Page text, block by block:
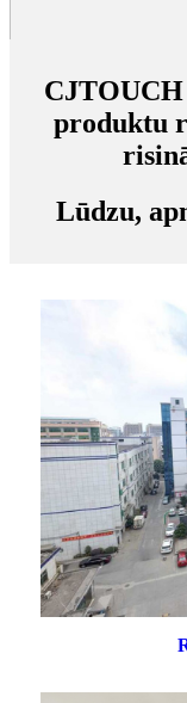
produktu
Lūdzu,